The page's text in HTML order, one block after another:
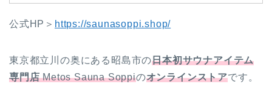
公式HP＞ https://saunasoppi.shop/
東京都立川の奥にある昭島市の日本初サウナアイテム
専門店Metos Sauna Soppiのオンラインストアです。